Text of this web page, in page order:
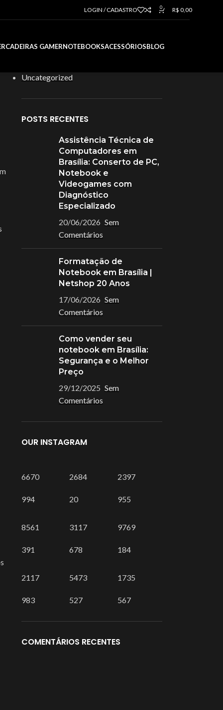
LOGIN / CADASTRO 0 R$ 0,00
CADEIRAS GAMERNOTEBOOKSACESSÓRIOSBLOG
Acessórios que
organização com acessórios
CATEGORIAS
Uncategorized
POSTS RECENTES
Assistência Técnica de
Computadores em
Brasília: Conserto de PC,
Notebook e
Videogames com
Diagnóstico
Especializado
20/06/2026 Sem
Comentários
Formatação de
Notebook em Brasília |
Netshop 20 Anos
17/06/2026 Sem
Comentários
Como vender seu
notebook em Brasília:
Segurança e o Melhor
Preço
29/12/2025 Sem
Comentários
OUR INSTAGRAM
6670
994
2684
20
2397
955
8561
391
3117
678
9769
184
2117
983
5473
527
1735
567
COMENTÁRIOS RECENTES